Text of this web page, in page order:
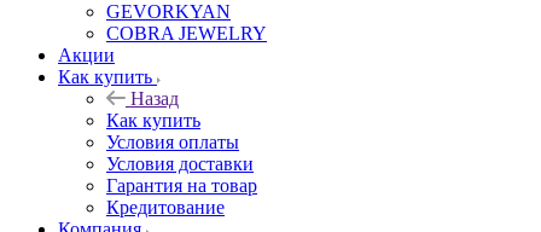
GEVORKYAN
COBRA JEWELRY
Акции
Как купить
Назад
Как купить
Условия оплаты
Условия доставки
Гарантия на товар
Кредитование